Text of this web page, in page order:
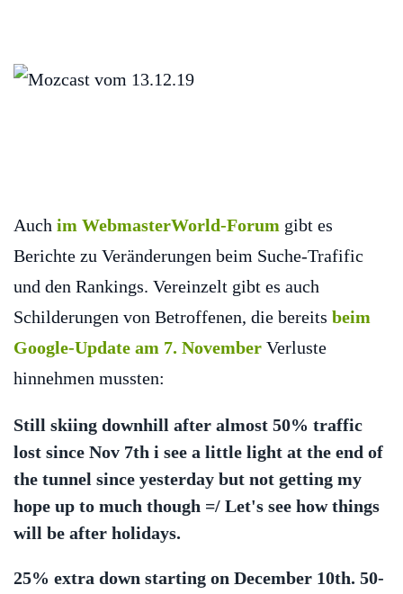
Auch im WebmasterWorld-Forum gibt es
Berichte zu Veränderungen beim Suche-Trafific
und den Rankings. Vereinzelt gibt es auch
Schilderungen von Betroffenen, die bereits beim
Google-Update am 7. November Verluste
hinnehmen mussten:
Still skiing downhill after almost 50% traffic
lost since Nov 7th i see a little light at the end of
the tunnel since yesterday but not getting my
hope up to much though =/ Let's see how things
will be after holidays.
25% extra down starting on December 10th. 50-